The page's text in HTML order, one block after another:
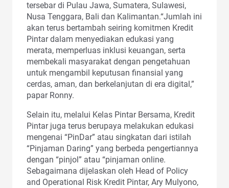
tersebar di Pulau Jawa, Sumatera, Sulawesi,
Nusa Tenggara, Bali dan Kalimantan.“Jumlah ini
akan terus bertambah seiring komitmen Kredit
Pintar dalam menyediakan edukasi yang
merata, memperluas inklusi keuangan, serta
membekali masyarakat dengan pengetahuan
untuk mengambil keputusan finansial yang
cerdas, aman, dan berkelanjutan di era digital,”
papar Ronny.
Selain itu, melalui Kelas Pintar Bersama, Kredit
Pintar juga terus berupaya melakukan edukasi
mengenai “PinDar” atau singkatan dari istilah
“Pinjaman Daring” yang berbeda pengertiannya
dengan “pinjol” atau “pinjaman online.
Sebagaimana dijelaskan oleh Head of Policy
and Operational Risk Kredit Pintar, Ary Mulyono,